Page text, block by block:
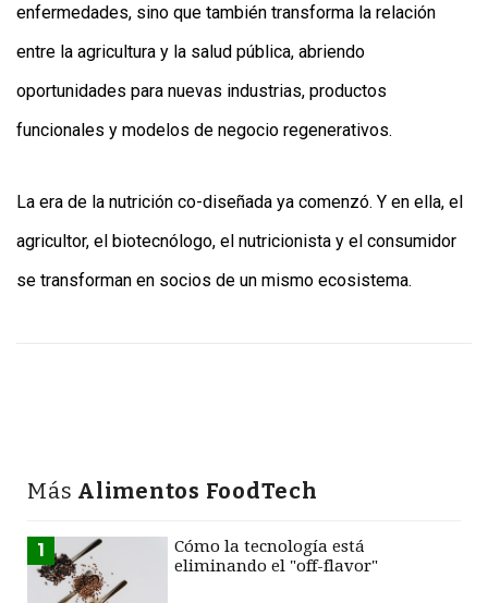
enfermedades, sino que también transforma la relación
entre la agricultura y la salud pública, abriendo
oportunidades para nuevas industrias, productos
funcionales y modelos de negocio regenerativos.
La era de la nutrición co-diseñada ya comenzó. Y en ella, el
agricultor, el biotecnólogo, el nutricionista y el consumidor
se transforman en socios de un mismo ecosistema.
Más Alimentos FoodTech
1
Cómo la tecnología está
eliminando el "off-flavor"